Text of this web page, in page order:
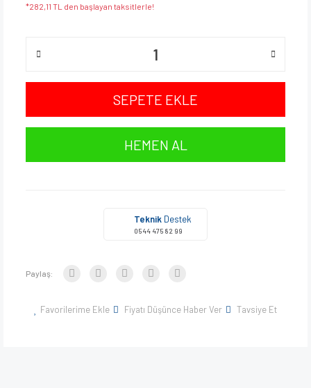
*282,11 TL den başlayan taksitlerle!
SEPETE EKLE
HEMEN AL
Teknik Destek
0544 475 82 99
Paylaş:
Favorilerime Ekle Fiyatı Düşünce Haber Ver Tavsiye Et